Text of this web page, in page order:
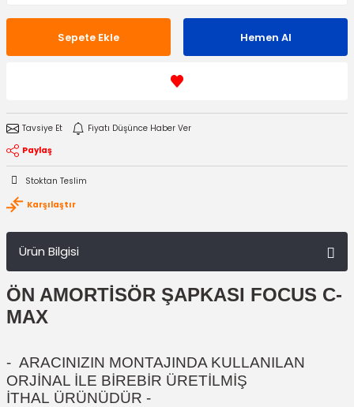
Sepete Ekle Hemen Al
Tavsiye Et
Fiyatı Düşünce Haber Ver
Paylaş
Stoktan Teslim
Karşılaştır
Ürün Bilgisi
ÖN AMORTİSÖR ŞAPKASI FOCUS C-
MAX
- ARACINIZIN MONTAJINDA KULLANILAN
ORJİNAL İLE BİREBİR ÜRETİLMİŞ
İTHAL ÜRÜNÜDÜR -